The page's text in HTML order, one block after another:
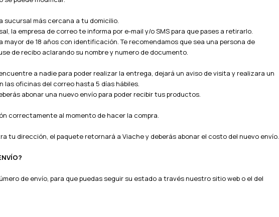
sucursal más cercana a tu domicilio.
la empresa de correo te informa por e-mail y/o SMS para que pases a retirarlo.
mayor de 18 años con identificación. Te recomendamos que sea una persona de
de recibo aclarando su nombre y numero de documento.
a nadie para poder realizar la entrega, dejará un aviso de visita y realizara un
las oficinas del correo hasta 5 días hábiles.
abonar una nuevo envío para poder recibir tus productos.
correctamente al momento de hacer la compra.
tu dirección, el paquete retornará a Viache y deberás abonar el costo del nuevo envío.
de envío, para que puedas seguir su estado a través nuestro sitio web o el del